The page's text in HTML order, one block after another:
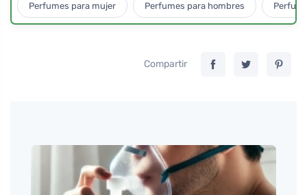
Perfumes para mujer Perfumes para hombres
Compartir